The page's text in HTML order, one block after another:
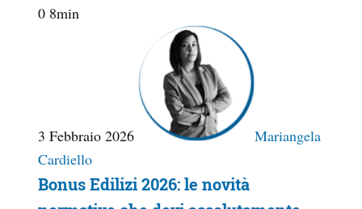
0 8min
3 Febbraio 2026
Mariangela
Cardiello
Bonus Edilizi 2026: le novità